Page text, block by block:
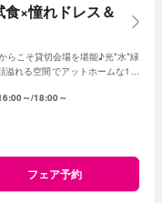
食×憧れドレス＆
らこそ貸切会場を堪能♪光*水*緑
れる空間でアットホームな1日
～ 18:00～
フェア予約